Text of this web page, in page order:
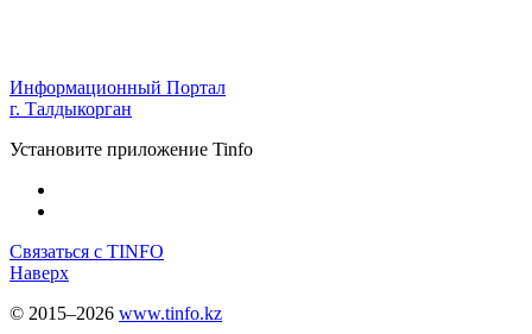
Информационный Портал
г. Талдыкорган
Установите приложение Tinfo
Связаться с TINFO
Наверх
© 2015–2026 www.tinfo.kz